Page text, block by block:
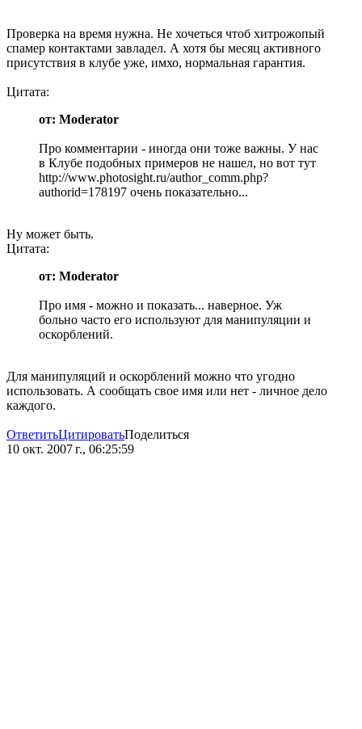
Проверка на время нужна. Не хочеться чтоб хитрожопый
спамер контактами завладел. А хотя бы месяц активного
присутствия в клубе уже, имхо, нормальная гарантия.
Цитата:
от: Moderator
Про комментарии - иногда они тоже важны. У нас
в Клубе подобных примеров не нашел, но вот тут
http://www.photosight.ru/author_comm.php?
authorid=178197 очень показательно...
Ну может быть.
Цитата:
от: Moderator
Про имя - можно и показать... наверное. Уж
больно часто его используют для манипуляции и
оскорблений.
Для манипуляций и оскорблений можно что угодно
использовать. А сообщать свое имя или нет - личное дело
каждого.
ОтветитьЦитироватьПоделиться
10 окт. 2007 г., 06:25:59